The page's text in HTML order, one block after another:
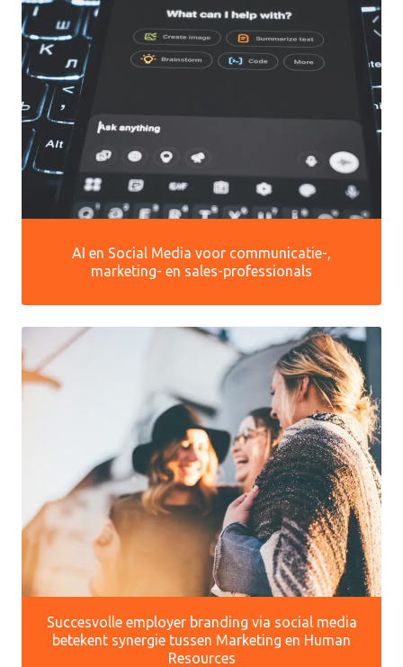
AI en Social Media voor communicatie-,
marketing- en sales-professionals
Succesvolle employer branding via social media
betekent synergie tussen Marketing en Human
Resources